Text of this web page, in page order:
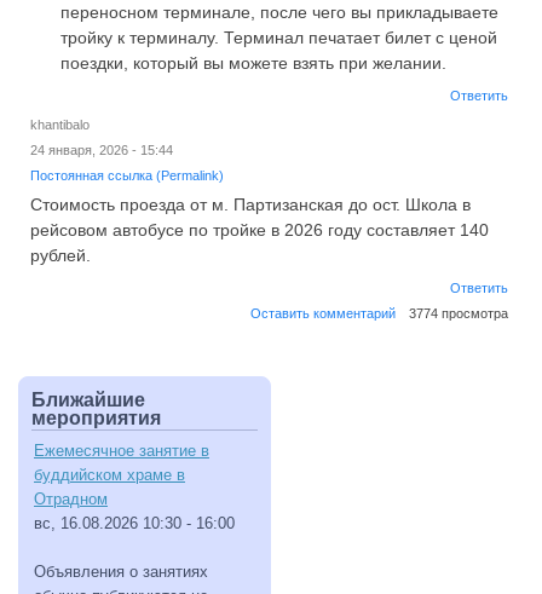
переносном терминале, после чего вы прикладываете
тройку к терминалу. Терминал печатает билет с ценой
поездки, который вы можете взять при желании.
Ответить
khantibalo
24 января, 2026 - 15:44
Постоянная ссылка (Permalink)
Стоимость проезда от м. Партизанская до ост. Школа в
рейсовом автобусе по тройке в 2026 году составляет 140
рублей.
Ответить
Оставить комментарий
3774 просмотра
Ближайшие
мероприятия
Ежемесячное занятие в
буддийском храме в
Отрадном
вс, 16.08.2026 10:30 - 16:00
Объявления о занятиях